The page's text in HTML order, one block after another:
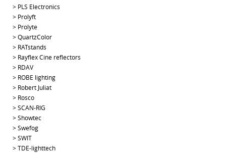
> PLS Electronics
> Prolyft
> Prolyte
>QuartzColor
> RATstands
> Rayflex Cine reflectors
> RDAV
> ROBE lighting
> Robert Juliat
> Rosco
>SCAN-RIG
>Showtec
>Swefog
>SWIT
>TDE-lighttech